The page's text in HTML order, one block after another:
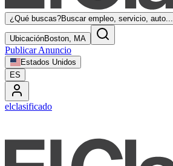
¿Qué buscas?Buscar empleo, servicio, auto...
UbicaciónBoston, MA
Publicar Anuncio
Estados Unidos
ES
elclasificado